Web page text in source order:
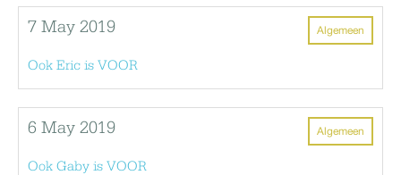
Algemeen
7 May 2019
Ook Eric is VOOR
Algemeen
6 May 2019
Ook Gaby is VOOR